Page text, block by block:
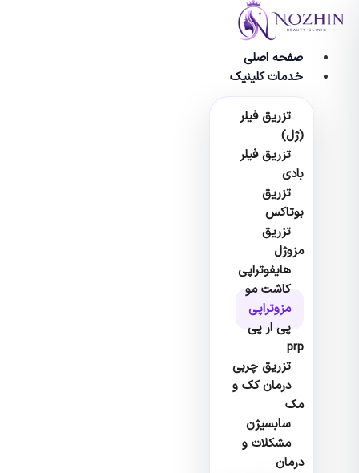
صفحه اصلی
خدمات کلینیک
تزریق فیلر
(ژل)
تزریق فیلر
بادی
تزریق
بوتاکس
تزریق
مزوژل
هایفوتراپی
کاشت مو
مزوتراپی
پی ار پی
تزریق چربی
درمان کک و
مک
سابسیژن
مشکلات و
درمان